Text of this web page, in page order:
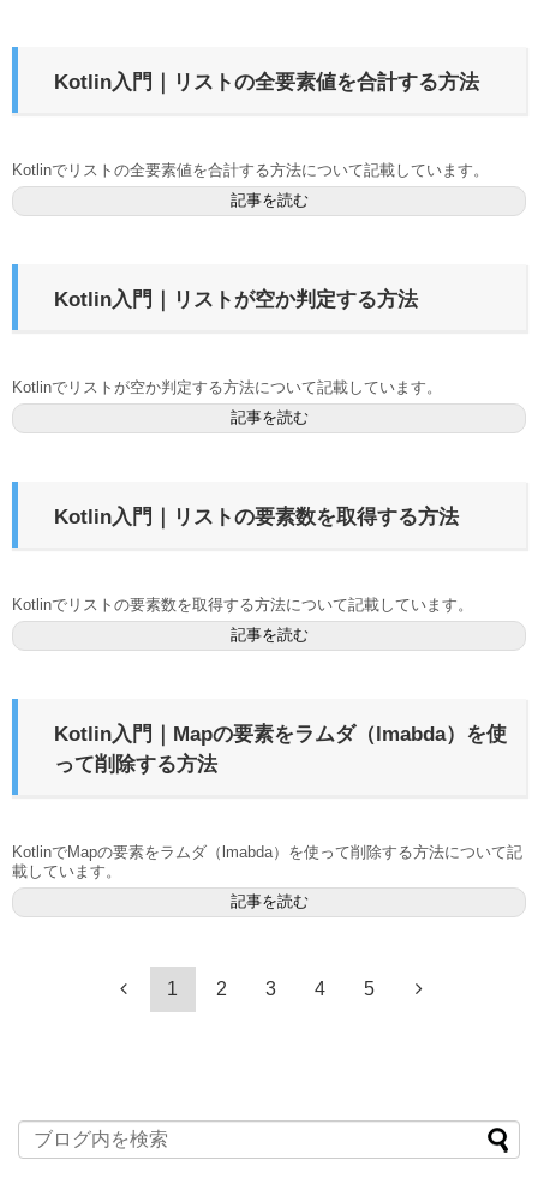
Kotlin入門｜リストの全要素値を合計する方法
Kotlinでリストの全要素値を合計する方法について記載しています。
記事を読む
Kotlin入門｜リストが空か判定する方法
Kotlinでリストが空か判定する方法について記載しています。
記事を読む
Kotlin入門｜リストの要素数を取得する方法
Kotlinでリストの要素数を取得する方法について記載しています。
記事を読む
Kotlin入門｜Mapの要素をラムダ（lmabda）を使
って削除する方法
KotlinでMapの要素をラムダ（lmabda）を使って削除する方法について記
載しています。
記事を読む
1 2 3 4 5